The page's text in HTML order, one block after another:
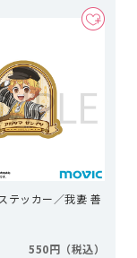
テッカー／我妻 善
550円